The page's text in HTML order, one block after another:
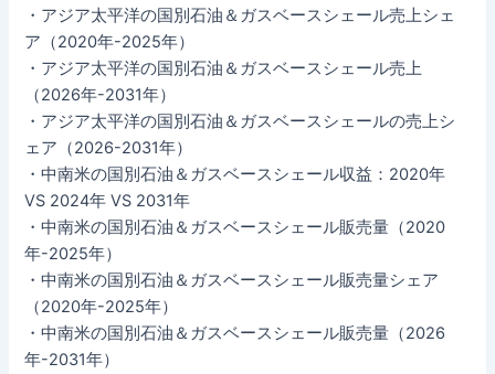
・アジア太平洋の国別石油＆ガスベースシェール売上シェ
ア（2020年-2025年）
・アジア太平洋の国別石油＆ガスベースシェール売上
（2026年-2031年）
・アジア太平洋の国別石油＆ガスベースシェールの売上シ
ェア（2026-2031年）
・中南米の国別石油＆ガスベースシェール収益：2020年
VS 2024年 VS 2031年
・中南米の国別石油＆ガスベースシェール販売量（2020
年-2025年）
・中南米の国別石油＆ガスベースシェール販売量シェア
（2020年-2025年）
・中南米の国別石油＆ガスベースシェール販売量（2026
年-2031年）